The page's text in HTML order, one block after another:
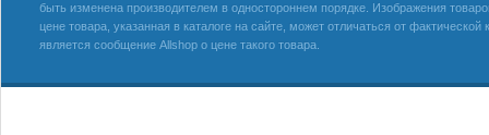
быть изменена производителем в одностороннем порядке. Изображения
цене товара, указанная в каталоге на сайте, может отличаться от
является сообщение Allshop о цене такого товара.